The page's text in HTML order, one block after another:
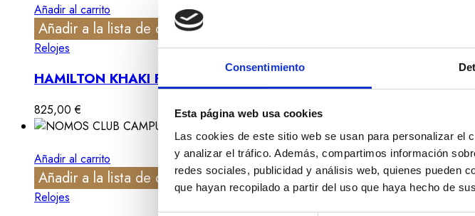
Consentimiento
Esta página web usa cookies
Las cookies de este sitio web se usan para personalizar el
y analizar el tráfico. Además, compartimos información
redes sociales, publicidad y análisis web, quienes pueden
que hayan recopilado a partir del uso que haya hecho de
Añadir al carrito
Añadir a la lista de deseos
Relojes
HAMILTON KHAKI FIELD KING DAY-DATE 40MM H64475140
825,00€
Añadir al carrito
Añadir a la lista de deseos Vista rápida
Relojes